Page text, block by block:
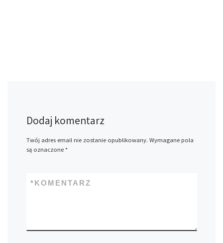
Dodaj komentarz
Twój adres email nie zostanie opublikowany. Wymagane pola
są oznaczone *
KOMENTARZ
*